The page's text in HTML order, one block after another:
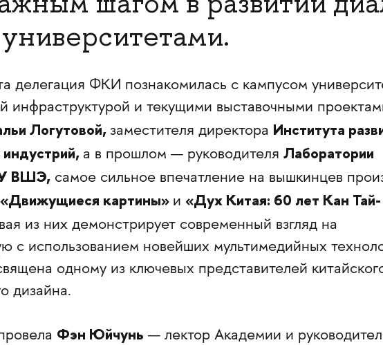
делегация ФКИ познакомилась с кампусом
инфраструктурой и текущими выставочными
Логутовой, заместителя директора Института
а в прошлом — руководителя Лаборатории
ВШЭ,самое сильное впечатление на вышкинцев
«Движущиеся картины» и «Дух Китая: 60 лет Кан Тай-
из них демонстрирует современный взгляд на
с использованием новейших мультимедийных
одному из ключевых представителей
дизайна.
Фэн Юйчунь — лектор Академии и